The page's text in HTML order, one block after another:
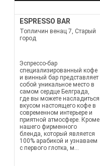
ESPRESSO BAR
Топличин венац 7, Старый
город
Эспрессо-бар
специализированный кофе
и винный бар представляет
собой уникальное место в
самом сердце Белграда,
где вы можете насладиться
вкусом настоящего кофе в
современном интерьере и
приятной атмосфере. Кроме
нашего фирменного
бленда, который является
100% арабикой и узнаваем
с первого глотка, м...